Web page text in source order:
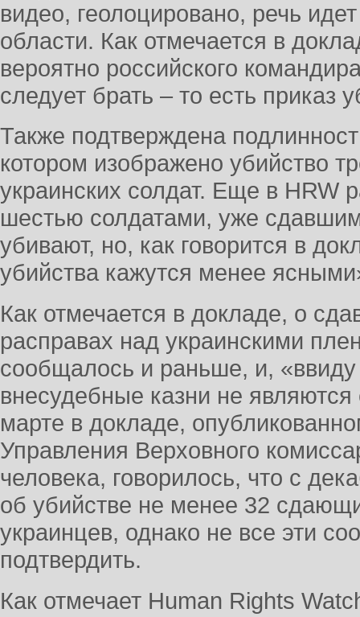
видео, геолоцировано, речь
области. Как отмечается в
вероятно российского
следует брать – то есть приказ
Также подтверждена
котором изображено убийство
украинских солдат. Еще в HRW
шестью солдатами, уже
убивают, но, как говорится в
убийства кажутся менее
Как отмечается в докладе, о
расправах над украинскими
сообщалось и раньше, и, «ввиду
внесудебные казни не
марте в докладе,
Управления Верховного
человека, говорилось, что с
об убийстве не менее 32
украинцев, однако не все эти
подтвердить.
Как отмечает Human Rights